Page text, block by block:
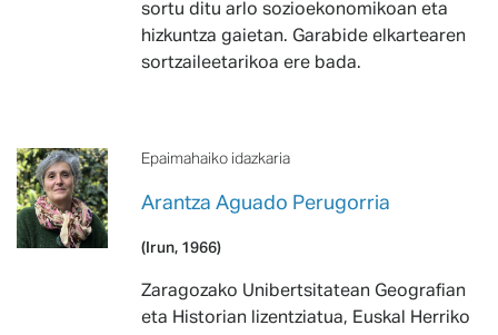
sortu ditu arlo sozioekonomikoan eta
hizkuntza gaietan. Garabide elkartearen
sortzaileetarikoa ere bada.
Epaimahaiko idazkaria
Arantza Aguado Perugorria
(Irun, 1966)
Zaragozako Unibertsitatean Geografian
eta Historian lizentziatua, Euskal Herriko